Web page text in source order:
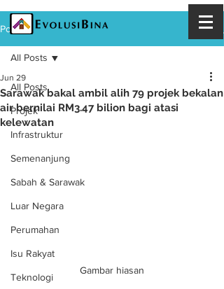
Post
All Posts
Projek
Infrastruktur
Semenanjung
Sabah & Sarawak
Luar Negara
Perumahan
Isu Rakyat
Teknologi
All Posts
Sarawak bakal ambil alih 79 projek bekalan
air bernilai RM3.47 bilion bagi atasi
kelewatan
Jun 29
Gambar hiasan